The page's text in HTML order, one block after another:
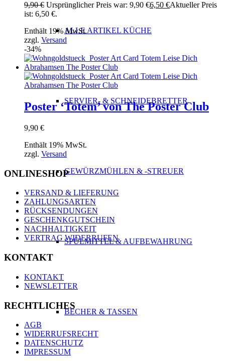
ALLE ARTIKEL KÜCHE
SERVIER- & SCHNEIDEBRETTER
GEWÜRZMÜHLEN & -STREUER
SPÜLMITTEL & AUFBEWAHRUNG
BECHER & TASSEN
9,90€ Ursprünglicher Preis war: 9,90 €6,50 €Aktueller Preis
ist: 6,50 €.
Enthält 19% MwSt.
zzgl. Versand
-34%
Poster ‘Totem’ von The Poster Club
9,90 €
Enthält 19% MwSt.
zzgl. Versand
ONLINESHOP
VERSAND & LIEFERUNG
ZAHLUNGSARTEN
RÜCKSENDUNGEN
GESCHENKGUTSCHEIN
NACHHALTIGKEIT
VERTRAG WIDERRUFEN
KONTAKT
KONTAKT
NEWSLETTER
RECHTLICHES
AGB
WIDERRUFSRECHT
DATENSCHUTZ
IMPRESSUM